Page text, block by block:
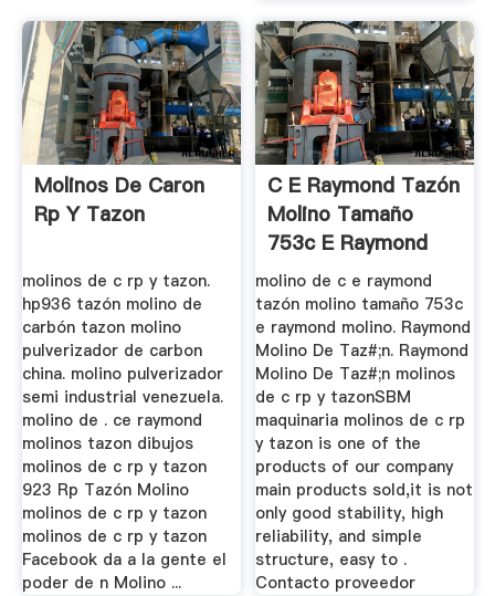
Molinos De Caron
Rp Y Tazon
molinos de c rp y tazon.
hp936 tazón molino de
carbón tazon molino
pulverizador de carbon
china. molino pulverizador
semi industrial venezuela.
molino de . ce raymond
molinos tazon dibujos
molinos de c rp y tazon
923 Rp Tazón Molino
molinos de c rp y tazon
molinos de c rp y tazon
Facebook da a la gente el
poder de n Molino ...
C E Raymond Tazón
Molino Tamaño
753c E Raymond
Molino
molino de c e raymond
tazón molino tamaño 753c
e raymond molino. Raymond
Molino De Taz#;n. Raymond
Molino De Taz#;n molinos
de c rp y tazonSBM
maquinaria molinos de c rp
y tazon is one of the
products of our company
main products sold,it is not
only good stability, high
reliability, and simple
structure, easy to .
Contacto proveedor